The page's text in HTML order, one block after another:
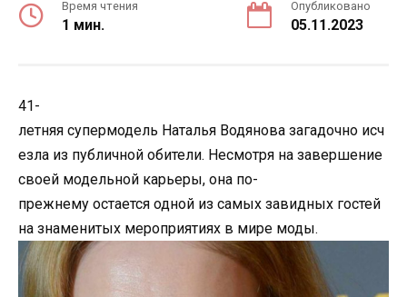
Время чтения
1 мин.
Опубликовано
05.11.2023
41-
летняя супермодель Наталья Водянова загадочно исч
езла из публичной обители. Несмотря на завершение
своей модельной карьеры, она по-
прежнему остается одной из самых завидных гостей
на знаменитых мероприятиях в мире моды.